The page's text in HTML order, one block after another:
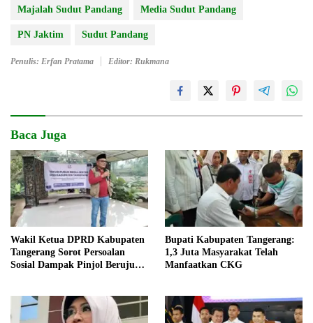
Majalah Sudut Pandang Media Sudut Pandang
PN Jaktim Sudut Pandang
Penulis: Erfan Pratama Editor: Rukmana
Baca Juga
Wakil Ketua DPRD Kabupaten
Tangerang Sorot Persoalan
Sosial Dampak Pinjol Berujung
Bupati Kabupaten Tangerang:
1,3 Juta Masyarakat Telah
Manfaatkan CKG